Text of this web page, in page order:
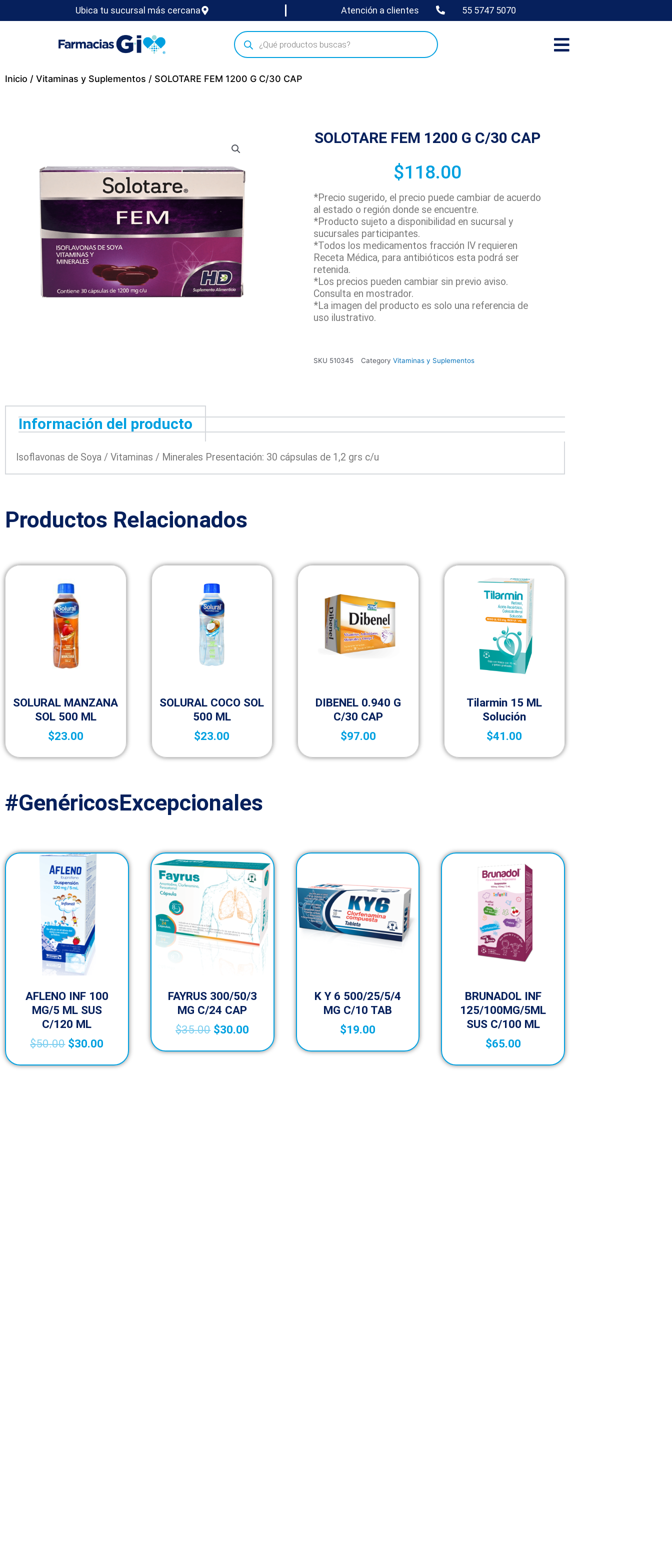
Ubica tu sucursal más cercana Atención a clientes 55 5747 5070
Inicio / Vitaminas y Suplementos / SOLOTARE FEM 1200 G C/30 CAP
SOLOTARE FEM 1200 G C/30 CAP
$118.00
*Precio sugerido, el precio puede cambiar de acuerdo
al estado o región donde se encuentre.
*Producto sujeto a disponibilidad en sucursal y
sucursales participantes.
*Todos los medicamentos fracción IV requieren
Receta Médica, para antibióticos esta podrá ser
retenida.
*Los precios pueden cambiar sin previo aviso.
Consulta en mostrador.
*La imagen del producto es solo una referencia de
uso ilustrativo.
SKU 510345 Category Vitaminas y Suplementos
Información del producto
Isoflavonas de Soya / Vitaminas / Minerales Presentación: 30 cápsulas de 1,2 grs c/u
Productos Relacionados
SOLURAL MANZANA
SOL 500 ML
$23.00
SOLURAL COCO SOL
500 ML
$23.00
DIBENEL 0.940 G
C/30 CAP
$97.00
Tilarmin 15 ML
Solución
$41.00
#GenéricosExcepcionales
AFLENO INF 100
MG/5 ML SUS
C/120 ML
$50.00 $30.00
FAYRUS 300/50/3
MG C/24 CAP
$35.00 $30.00
K Y 6 500/25/5/4
MG C/10 TAB
$19.00
BRUNADOL INF
125/100MG/5ML
SUS C/100 ML
$65.00